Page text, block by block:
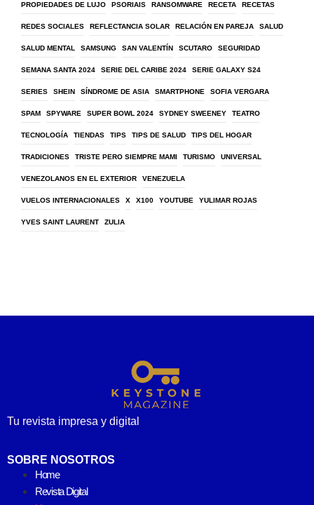
PROPIEDADES DE LUJO PSORIAIS RANSOMWARE RECETA RECETAS
REDES SOCIALES REFLECTANCIA SOLAR RELACIÓN EN PAREJA SALUD
SALUD MENTAL SAMSUNG SAN VALENTÍN SCUTARO SEGURIDAD
SEMANA SANTA 2024 SERIE DEL CARIBE 2024 SERIE GALAXY S24
SERIES SHEIN SÍNDROME DE ASIA SMARTPHONE SOFIA VERGARA
SPAM SPYWARE SUPER BOWL 2024 SYDNEY SWEENEY TEATRO
TECNOLOGÍA TIENDAS TIPS TIPS DE SALUD TIPS DEL HOGAR
TRADICIONES TRISTE PERO SIEMPRE MAMI TURISMO UNIVERSAL
VENEZOLANOS EN EL EXTERIOR VENEZUELA
VUELOS INTERNACIONALES X X100 YOUTUBE YULIMAR ROJAS
YVES SAINT LAURENT ZULIA
Tu revista impresa y digital
SOBRE NOSOTROS
Home
Revista Digital